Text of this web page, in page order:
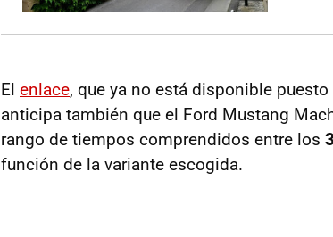
El enlace, que ya no está disponible
anticipa también que el Ford Mustang
rango de tiempos comprendidos entre los
función de la variante escogida.